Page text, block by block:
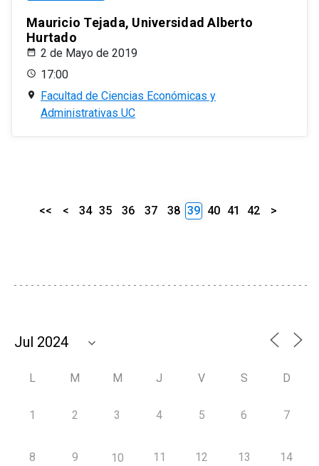
Mauricio Tejada, Universidad Alberto
Hurtado
2 de Mayo de 2019
17:00
Facultad de Ciencias Económicas y
Administrativas UC
<< < 34 35 36 37 38 39 40 41 42 >
L M M J V S D
1 2 3 4 5 6 7
8 9 10 11 12 13 14